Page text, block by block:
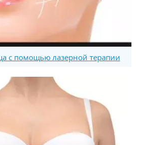
с помощью лазерной терапии